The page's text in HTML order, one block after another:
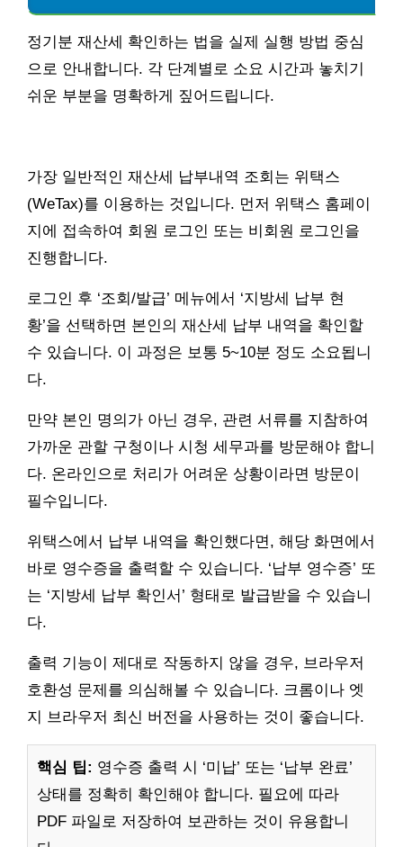
정기분 재산세 확인하는 법을 실제 실행 방법 중심
으로 안내합니다. 각 단계별로 소요 시간과 놓치기
쉬운 부분을 명확하게 짚어드립니다.
가장 일반적인 재산세 납부내역 조회는 위택스
(WeTax)를 이용하는 것입니다. 먼저 위택스 홈페이
지에 접속하여 회원 로그인 또는 비회원 로그인을
진행합니다.
로그인 후 ‘조회/발급’ 메뉴에서 ‘지방세 납부 현
황’을 선택하면 본인의 재산세 납부 내역을 확인할
수 있습니다. 이 과정은 보통 5~10분 정도 소요됩니
다.
만약 본인 명의가 아닌 경우, 관련 서류를 지참하여
가까운 관할 구청이나 시청 세무과를 방문해야 합니
다. 온라인으로 처리가 어려운 상황이라면 방문이
필수입니다.
위택스에서 납부 내역을 확인했다면, 해당 화면에서
바로 영수증을 출력할 수 있습니다. ‘납부 영수증’ 또
는 ‘지방세 납부 확인서’ 형태로 발급받을 수 있습니
다.
출력 기능이 제대로 작동하지 않을 경우, 브라우저
호환성 문제를 의심해볼 수 있습니다. 크롬이나 엣
지 브라우저 최신 버전을 사용하는 것이 좋습니다.
핵심 팁: 영수증 출력 시 ‘미납’ 또는 ‘납부 완료’
상태를 정확히 확인해야 합니다. 필요에 따라
PDF 파일로 저장하여 보관하는 것이 유용합니